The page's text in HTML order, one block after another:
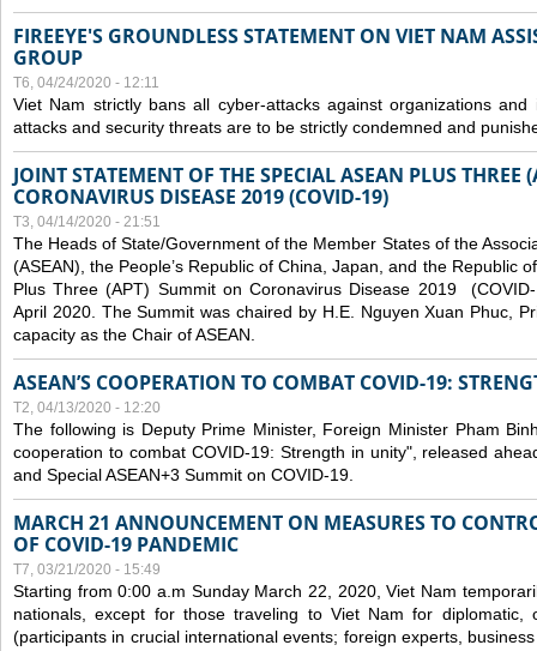
FIREEYE'S GROUNDLESS STATEMENT ON VIET NAM
GROUP
T6, 04/24/2020 - 12:11
Viet Nam strictly bans all cyber-attacks against organizations
attacks and security threats are to be strictly condemned and
JOINT STATEMENT OF THE SPECIAL ASEAN PLUS
CORONAVIRUS DISEASE 2019 (COVID-19)
T3, 04/14/2020 - 21:51
The Heads of State/Government of the Member States of the
(ASEAN), the People’s Republic of China, Japan, and the Republic
Plus Three (APT) Summit on Coronavirus Disease 2019
April 2020. The Summit was chaired by H.E. Nguyen Xuan Phuc,
capacity as the Chair of ASEAN.
ASEAN’S COOPERATION TO COMBAT COVID-19:
T2, 04/13/2020 - 12:20
The following is Deputy Prime Minister, Foreign Minister Pham
cooperation to combat COVID-19: Strength in unity", released
and Special ASEAN+3 Summit on COVID-19.
MARCH 21 ANNOUNCEMENT ON MEASURES TO
OF COVID-19 PANDEMIC
T7, 03/21/2020 - 15:49
Starting from 0:00 a.m Sunday March 22, 2020, Viet Nam
nationals, except for those traveling to Viet Nam for diplomatic,
(participants in crucial international events; foreign experts,